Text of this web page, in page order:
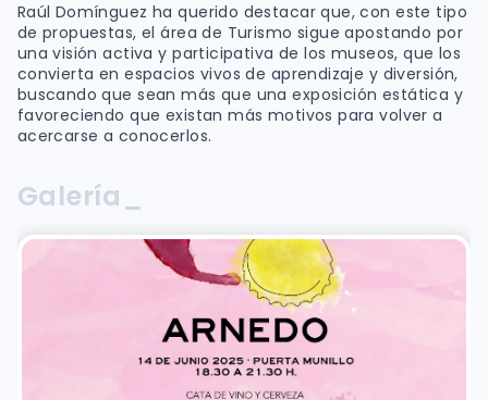
Raúl Domínguez ha querido destacar que, con este tipo
de propuestas, el área de Turismo sigue apostando por
una visión activa y participativa de los museos, que los
convierta en espacios vivos de aprendizaje y diversión,
buscando que sean más que una exposición estática y
favoreciendo que existan más motivos para volver a
acercarse a conocerlos.
Galería_